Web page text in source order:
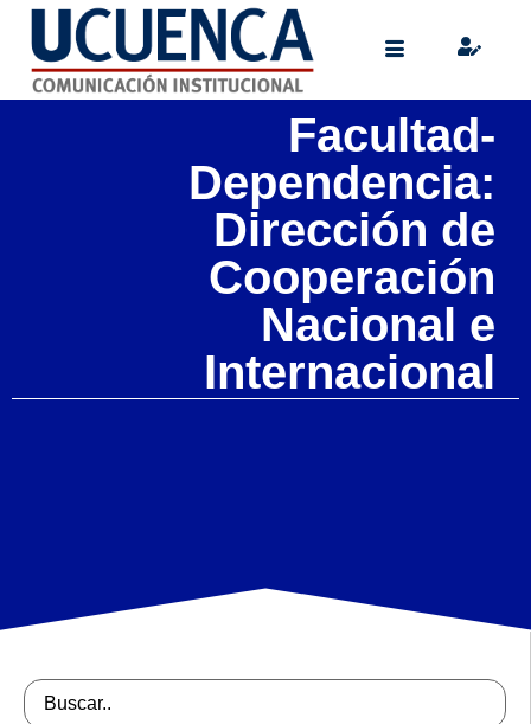
Facultad-
Dependencia:
Dirección de
Cooperación
Nacional e
Internacional